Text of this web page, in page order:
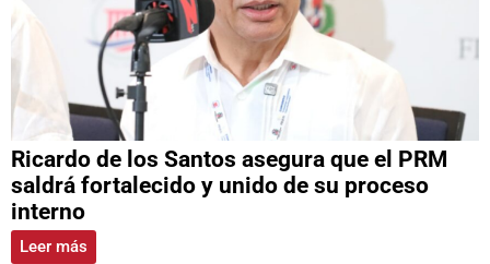
Ricardo de los Santos asegura que el PRM
saldrá fortalecido y unido de su proceso
interno
Leer más